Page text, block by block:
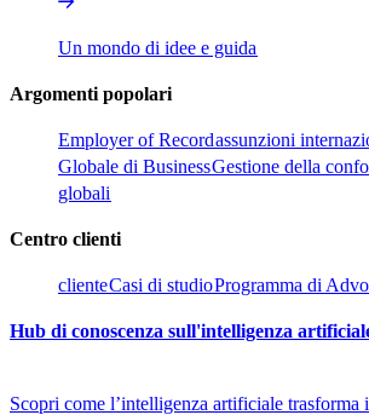
Un mondo di idee e guida​​
Argomenti popolari​​
Employer of Record​​assunzioni
Globale di Business​​Gestione della
globali​​
Centro clienti​​
cliente​​Casi di studio​​Programma di
Hub di conoscenza sull'intelligenza
Scopri come l’intelligenza artificiale